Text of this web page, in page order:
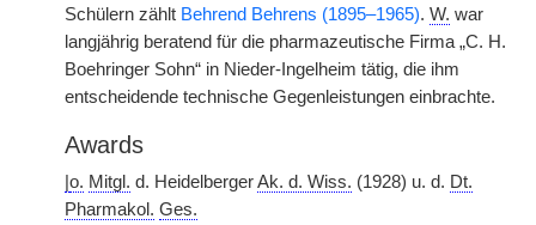
Schülern zählt Behrend Behrens (1895–1965). W. war
langjährig beratend für die pharmazeutische Firma „C. H.
Boehringer Sohn“ in Nieder-Ingelheim tätig, die ihm
entscheidende technische Gegenleistungen einbrachte.
Awards
o. Mitgl. d. HeidelbergerAk. d. Wiss. (1928) u. d. Dt.
Pharmakol. Ges.